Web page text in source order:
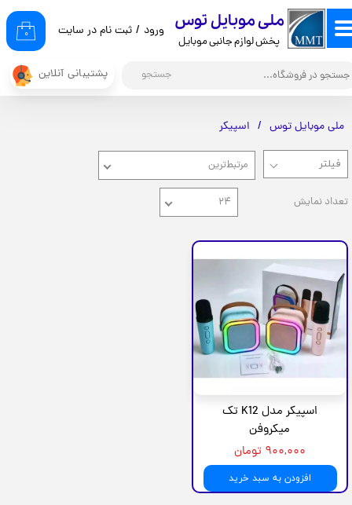
​ملی موبایل توس
پخش لوازم جانبی موبایل
پشتیبانی آنلاین
جستجو
۰ ورود / ثبت نام در سایت
حساب کاربری من
تغییر گذر واژه
ملی موبایل توس اسپیکر
مرتبط‌ترین
تعداد نمایش ۲۴
اسپیکر مدل K12 تک
میکروفن
۹۰۰,۰۰۰ تومان
افزودن به سبد خرید